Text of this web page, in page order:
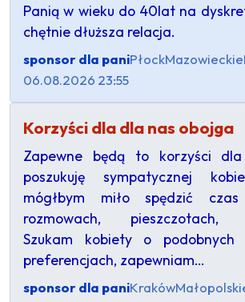
Panią w wieku do 40lat na
chętnie dłuższa relacja.
sponsor dla paniPłockMazowieckie
06.08.2026 23:55
Korzyści dla dla nas obojga
Zapewne będą to korzyści
poszukuję sympatycznej
mógłbym miło spędzić
rozmowach, pieszczotach,
Szukam kobiety o
preferencjach, zapewniam…
sponsor dla paniKraków